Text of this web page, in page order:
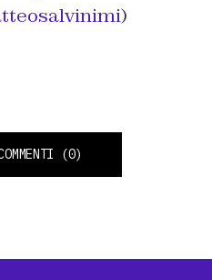
)
(0)